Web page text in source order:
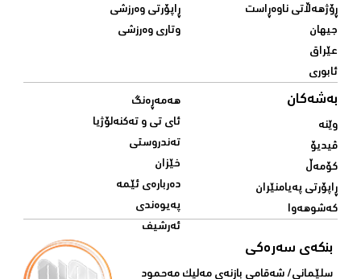
ڕۆژهەڵاتی ناوەڕاست
جیهان
عێراق
ئابوری
ڕاپۆرتی وەرزشی
وتاری وەرزشی
بەشەکان
وێنە
ڤیدیۆ
کۆمەڵ
ڕاپۆرتی پەیامنێران
کەشوهەوا
هەمەڕەنگ
ئای تی و تەکنەلۆژیا
تەندروستی
خێزان
دەربارەی ئێمە
پەیوەندی
ئەرشیف
بنکەی سەرەکی
سلێمانی/ شه‌قامی بازنه‌ی مه‌لیک مه‌حمود